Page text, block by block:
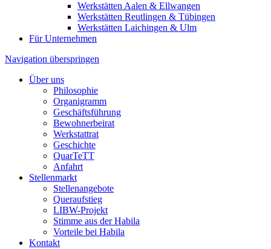
Werkstätten Aalen & Ellwangen
Werkstätten Reutlingen & Tübingen
Werkstätten Laichingen & Ulm
Für Unternehmen
Navigation überspringen
Über uns
Philosophie
Organigramm
Geschäftsführung
Bewohnerbeirat
Werkstattrat
Geschichte
QuarTeTT
Anfahrt
Stellenmarkt
Stellenangebote
Queraufstieg
LIBW-Projekt
Stimme aus der Habila
Vorteile bei Habila
Kontakt